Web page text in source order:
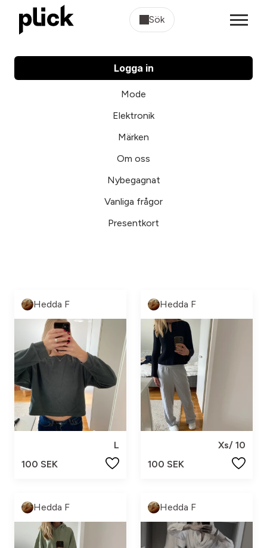
Sök
Logga in
Mode
Elektronik
Märken
Om oss
Nybegagnat
Vanliga frågor
Presentkort
Hedda F
L
100 SEK
Hedda F
Xs/ 10
100 SEK
Hedda F Hedda F